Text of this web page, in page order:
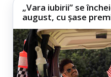
„Vara iubirii” se
august, cu șase